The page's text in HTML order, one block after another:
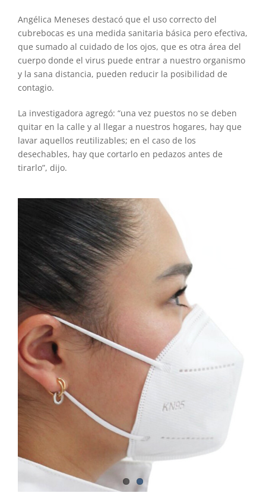
Angélica Meneses destacó que el uso correcto del
cubrebocas es una medida sanitaria básica pero efectiva,
que sumado al cuidado de los ojos, que es otra área del
cuerpo donde el virus puede entrar a nuestro organismo
y la sana distancia, pueden reducir la posibilidad de
contagio.
La investigadora agregó: “una vez puestos no se deben
quitar en la calle y al llegar a nuestros hogares, hay que
lavar aquellos reutilizables; en el caso de los
desechables, hay que cortarlo en pedazos antes de
tirarlo”, dijo.